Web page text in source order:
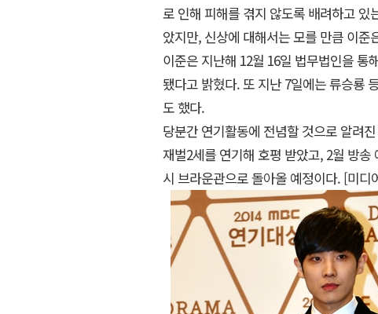
로 인해 피해를 겪지 않도록 배려하고
았지만, 신상에 대해서는 모를 만큼 이준
이준은 지난해 12월 16일 법무법인을
됐다고 밝혔다. 또 지난 7일에는 류승룡
도 했다.
당분간 연기활동에 전념할 것으로 알려
재벌2세를 연기해 호평 받았고, 2월 방
시 브라운관으로 돌아올 예정이다. [미디